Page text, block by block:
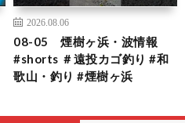
2026.08.06
08-05 煙樹ヶ浜・波情報
#shorts ＃遠投カゴ釣り #和
歌山・釣り #煙樹ヶ浜